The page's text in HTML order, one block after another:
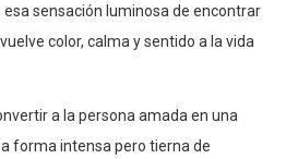
sensación luminosa de encontrar
color, calma y sentido a la vida
a la persona amada en una
forma intensa pero tierna de